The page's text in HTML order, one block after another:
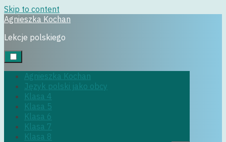
Skip to content
Agnieszka Kochan
Lekcje polskiego
Agnieszka Kochan
Język polski jako obcy
Klasa 4
Klasa 5
Klasa 6
Klasa 7
Klasa 8
Uncategorized